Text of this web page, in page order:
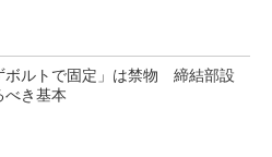
ボルトで固定」は禁物 締結部設
べき基本